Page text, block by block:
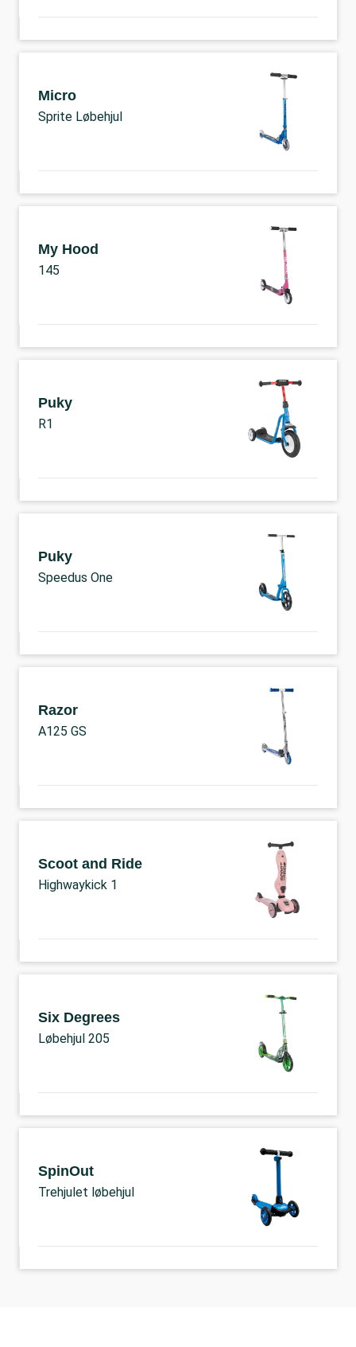
Micro
Sprite Løbehjul
My Hood
145
Puky
R1
Puky
Speedus One
Razor
A125 GS
Scoot and Ride
Highwaykick 1
Six Degrees
Løbehjul 205
SpinOut
Trehjulet løbehjul